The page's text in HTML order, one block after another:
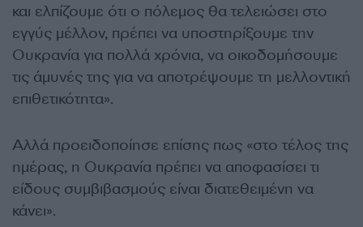
και ελπίζουμε ότι ο πόλεμος θα τελειώσει στο
εγγύς μέλλον, πρέπει να υποστηρίξουμε την
Ουκρανία για πολλά χρόνια, να οικοδομήσουμε
τις άμυνές της για να αποτρέψουμε τη μελλοντική
επιθετικότητα».
Αλλά προειδοποίησε επίσης πως «στο τέλος της
ημέρας, η Ουκρανία πρέπει να αποφασίσει τι
είδους συμβιβασμούς είναι διατεθειμένη να
κάνει».